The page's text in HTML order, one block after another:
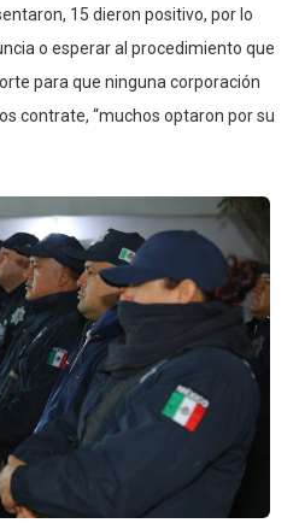
15 dieron positivo, por lo
o esperar al procedimiento que
para que ninguna corporación
contrate, “muchos optaron por su